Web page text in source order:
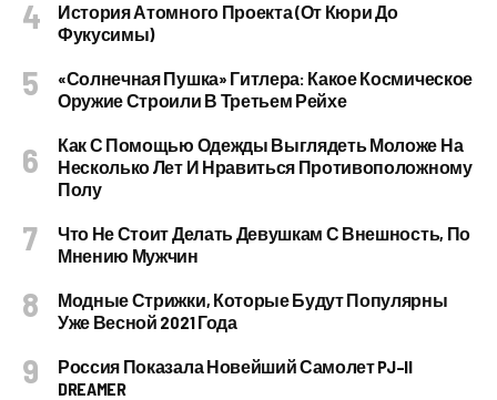
История Атомного Проекта (от Кюри До
Фукусимы)
«Солнечная Пушка» Гитлера: Какое Космическое
Оружие Строили В Третьем Рейхе
Как С Помощью Одежды Выглядеть Моложе На
Несколько Лет И Нравиться Противоположному
Полу
Что Не Стоит Делать Девушкам С Внешность, По
Мнению Мужчин
Модные Стрижки, Которые Будут Популярны
Уже Весной 2021 Года
Россия Показала Новейший Самолет PJ–II
DREAMER